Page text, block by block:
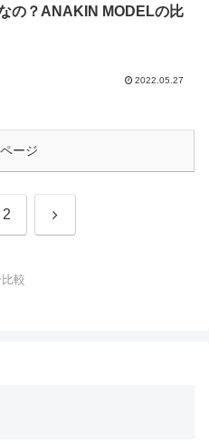
の？ANAKIN MODELの比
2022.05.27
ージ
2 次
較